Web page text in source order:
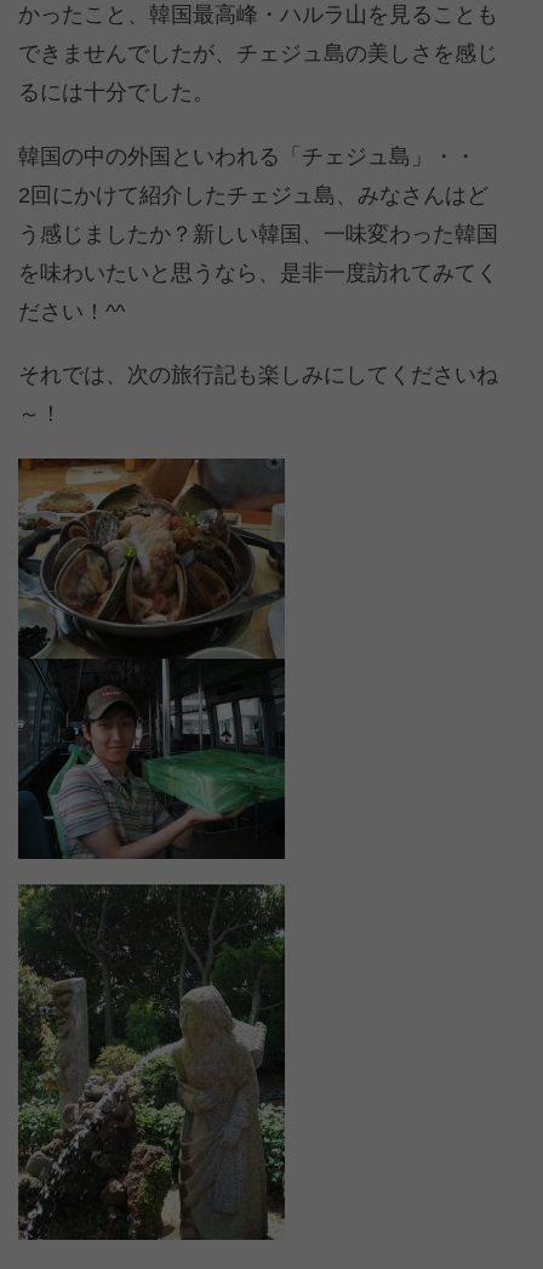
かったこと、韓国最高峰・ハルラ山を見ることも
できませんでしたが、チェジュ島の美しさを感じ
るには十分でした。
韓国の中の外国といわれる「チェジュ島」・・
2回にかけて紹介したチェジュ島、みなさんはど
う感じましたか？新しい韓国、一味変わった韓国
を味わいたいと思うなら、是非一度訪れてみてく
ださい！^^
それでは、次の旅行記も楽しみにしてくださいね
～！